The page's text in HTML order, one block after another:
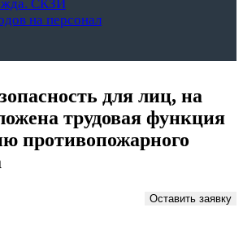
СКЗИ
на персонал
для лиц, на
трудовая функция
противопожарного
Оставить заявку